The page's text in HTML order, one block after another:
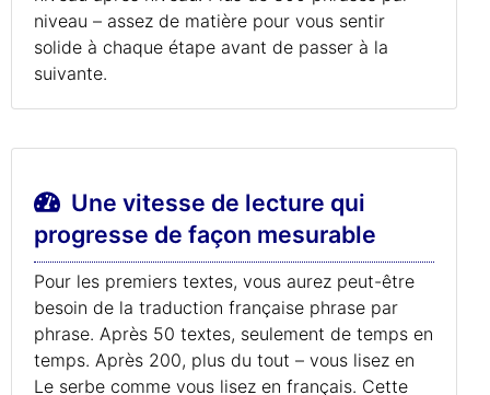
niveau – assez de matière pour vous sentir
solide à chaque étape avant de passer à la
suivante.
Une vitesse de lecture qui
progresse de façon mesurable
Pour les premiers textes, vous aurez peut-être
besoin de la traduction française phrase par
phrase. Après 50 textes, seulement de temps en
temps. Après 200, plus du tout – vous lisez en
Le serbe comme vous lisez en français. Cette